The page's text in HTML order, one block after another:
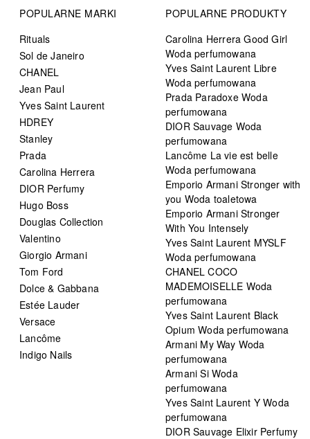
POPULARNE MARKI
Rituals
Sol de Janeiro
CHANEL
Jean Paul
Yves Saint Laurent
HDREY
Stanley
Prada
Carolina Herrera
DIOR Perfumy
Hugo Boss
Douglas Collection
Valentino
Giorgio Armani
Tom Ford
Dolce & Gabbana
Estée Lauder
Versace
Lancôme
Indigo Nails
POPULARNE PRODUKTY
Carolina Herrera Good Girl
Woda perfumowana
Yves Saint Laurent Libre
Woda perfumowana
Prada Paradoxe Woda
perfumowana
DIOR Sauvage Woda
perfumowana
Lancôme La vie est belle
Woda perfumowana
Emporio Armani Stronger with
you Woda toaletowa
Emporio Armani Stronger
With You Intensely
Yves Saint Laurent MYSLF
Woda perfumowana
CHANEL COCO
MADEMOISELLE Woda
perfumowana
Yves Saint Laurent Black
Opium Woda perfumowana
Armani My Way Woda
perfumowana
Armani Si Woda
perfumowana
Yves Saint Laurent Y Woda
perfumowana
DIOR Sauvage Elixir Perfumy